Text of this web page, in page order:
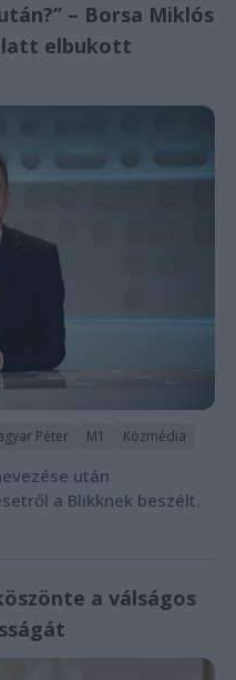
– Borsa Miklós
elbukott
Péter M1 Közmédia
után
a Blikknek beszélt.
a válságos